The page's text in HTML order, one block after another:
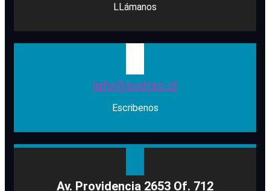
LLámanos
info@sudtec.cl
Escribenos
Av. Providencia 2653 Of. 712